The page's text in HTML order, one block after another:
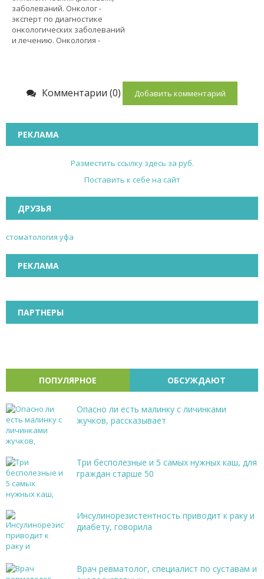
заболеваний. Онколог -
эксперт по диагностике
онкологических заболеваний
и лечению. Онкология -
Комментарии (0) Добавить комментарий
РЕКЛАМА
Разместить ссылку здесь за руб.
Поставить к себе на сайт
ДРУЗЬЯ
стоматология уфа
РЕКЛАМА
ПАРТНЕРЫ
ПОПУЛЯРНОЕ ОБСУЖДАЮТ
Опасно ли есть малинку с личинками
жучков, рассказывает
Три бесполезные и 5 самых нужных каш, для
граждан старше 50
Инсулинорезистентность приводит к раку и
диабету, говорила
Врач ревматолог, специалист по суставам и